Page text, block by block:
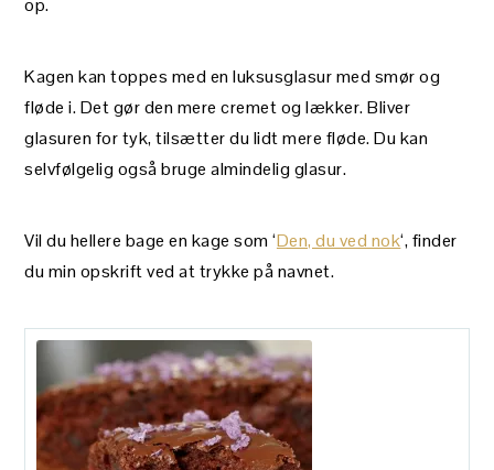
op.
Kagen kan toppes med en luksusglasur med smør og
fløde i. Det gør den mere cremet og lækker. Bliver
glasuren for tyk, tilsætter du lidt mere fløde. Du kan
selvfølgelig også bruge almindelig glasur.
Vil du hellere bage en kage som ‘Den, du ved nok‘, finder
du min opskrift ved at trykke på navnet.